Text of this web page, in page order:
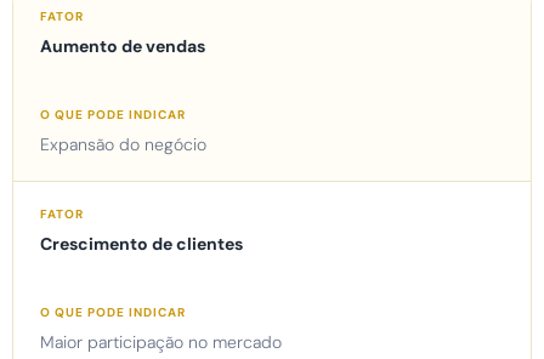
Aumento de vendas
Expansão do negócio
Crescimento de clientes
Maior participação no mercado